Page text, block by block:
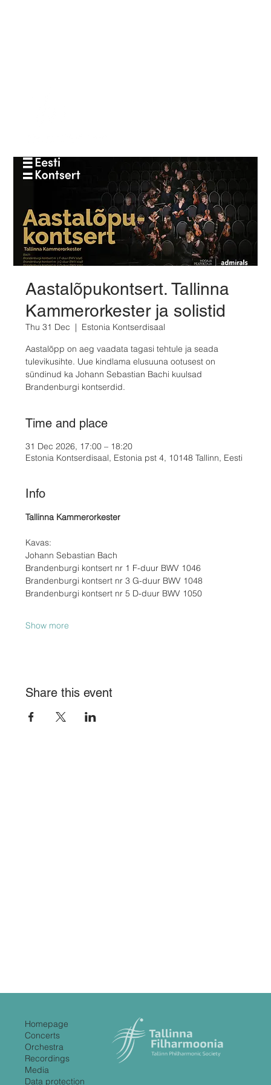
Aastalõpukontsert. Tallinna
Kammerorkester ja solistid
Thu 31 Dec
  |
Estonia Kontserdisaal
Aastalõpp on aeg vaadata tagasi tehtule ja seada
tulevikusihte. Uue kindlama elusuuna ootusest on
sündinud ka Johann Sebastian Bachi kuulsad
Brandenburgi kontserdid.
Time and place
31 Dec 2026, 17:00 – 18:20
Estonia Kontserdisaal, Estonia pst 4, 10148 Tallinn, Eesti
Info
Tallinna Kammerorkester
Kavas:
Johann Sebastian Bach
Brandenburgi kontsert nr 1 F-duur BWV 1046
Brandenburgi kontsert nr 3 G-duur BWV 1048
Brandenburgi kontsert nr 5 D-duur BWV 1050
Show more
Share this event
Homepage
Concerts
Orchestra
Recordings
Media
Data protection